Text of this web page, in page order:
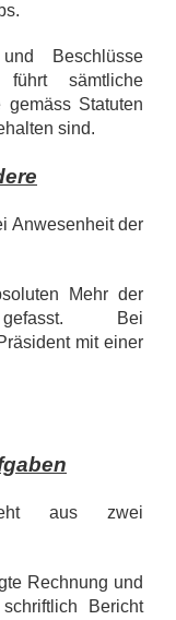
Beschlüsse
führt sämtliche
Statuten
sind.
Anwesenheit der
Mehr der
Bei
mit einer
aus zwei
Rechnung und
Bericht